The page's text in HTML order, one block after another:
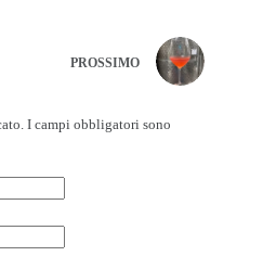
PROSSIMO
I campi obbligatori sono